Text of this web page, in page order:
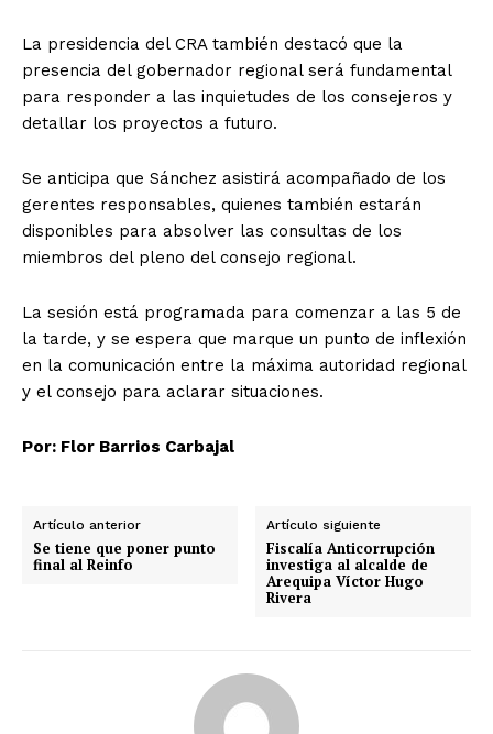
La presidencia del CRA también destacó que la
presencia del gobernador regional será fundamental
para responder a las inquietudes de los consejeros y
detallar los proyectos a futuro.
Se anticipa que Sánchez asistirá acompañado de los
gerentes responsables, quienes también estarán
disponibles para absolver las consultas de los
miembros del pleno del consejo regional.
La sesión está programada para comenzar a las 5 de
la tarde, y se espera que marque un punto de inflexión
en la comunicación entre la máxima autoridad regional
y el consejo para aclarar situaciones.
Por: Flor Barrios Carbajal
Artículo anterior
Se tiene que poner punto
final al Reinfo
Artículo siguiente
Fiscalía Anticorrupción
investiga al alcalde de
Arequipa Víctor Hugo
Rivera